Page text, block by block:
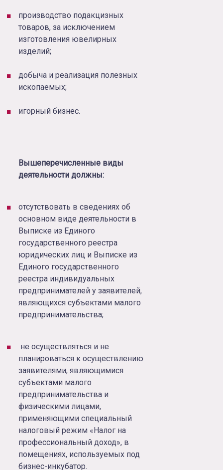
производство подакцизных
товаров, за исключением
изготовления ювелирных
изделий;
добыча и реализация полезных
ископаемых;
игорный бизнес.
Вышеперечисленные виды
деятельности должны:
отсутствовать в сведениях об
основном виде деятельности в
Выписке из Единого
государственного реестра
юридических лиц и Выписке из
Единого государственного
реестра индивидуальных
предпринимателей у заявителей,
являющихся субъектами малого
предпринимательства;
не осуществляться и не
планироваться к осуществлению
заявителями, являющимися
субъектами малого
предпринимательства и
физическими лицами,
применяющими специальный
налоговый режим «Налог на
профессиональный доход», в
помещениях, используемых под
бизнес-инкубатор.